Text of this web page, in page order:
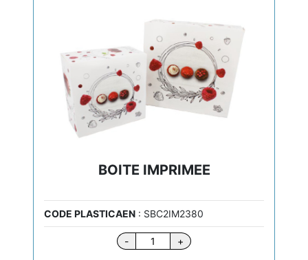
BOITE IMPRIMEE
CODE PLASTICAEN : SBC2IM2380
-
quantité
de
+